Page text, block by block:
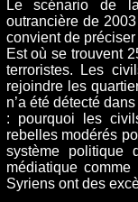
Le scénario de
outrancière de
convient de
Est où se trouvent
terroristes. Les
rejoindre les
n’a été détecté
: pourquoi les
rebelles modérés
système politique
médiatique
Syriens ont des